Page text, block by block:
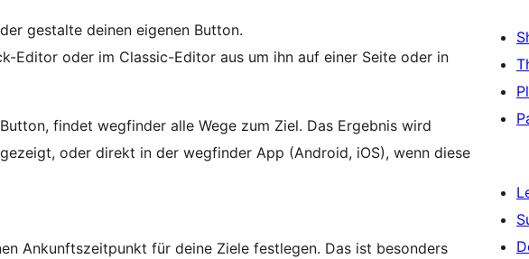
gestalte deinen eigenen Button.
Editor oder im Classic-Editor aus um ihn auf einer Seite oder in
findet wegfinder alle Wege zum Ziel. Das Ergebnis wird
oder direkt in der wegfinder App (Android, iOS), wenn diese
Ankunftszeitpunkt für deine Ziele festlegen. Das ist besonders